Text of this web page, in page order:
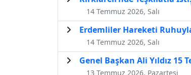
14 Temmuz 2026, Salı
Erdemliler Hareketi
14 Temmuz 2026, Salı
Genel Başkan Ali Yıldız 15
13 Temmuz 2026, Pazartesi